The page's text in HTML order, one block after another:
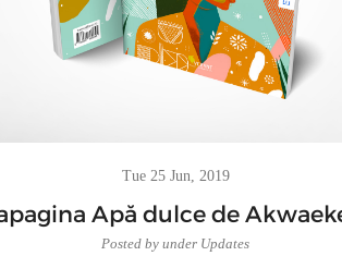
Tue 25 Jun, 2019
Apă dulce de
Posted by under Updates